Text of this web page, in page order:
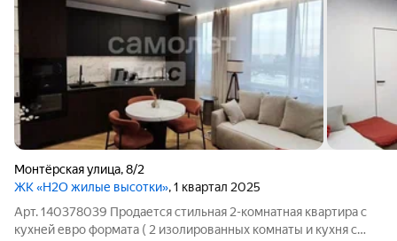
Монтёрская улица,8/2
ЖК «H2O жилые высотки», 1 квартал 2025
Арт. 140378039 Продается стильная 2-комнатная квартира с
кухней евро формата ( 2 изолированных комнаты и кухня с